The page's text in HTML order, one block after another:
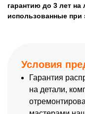
гарантию до 3 лет
использованные при
Условия
Гарантия
на детали,